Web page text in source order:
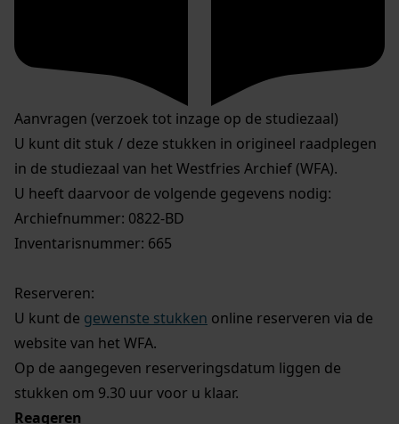
Aanvragen (verzoek tot inzage op de studiezaal)
U kunt dit stuk / deze stukken in origineel raadplegen
in de studiezaal van het Westfries Archief (WFA).
U heeft daarvoor de volgende gegevens nodig:
Archiefnummer: 0822-BD
Inventarisnummer: 665
Reserveren:
U kunt de gewenste stukken online reserveren via de
website van het WFA.
Op de aangegeven reserveringsdatum liggen de
stukken om 9.30 uur voor u klaar.
Reageren